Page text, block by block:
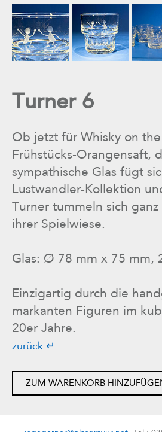
Turner 6
Ob jetzt für Whisky on
Frühstücks-Orangensaft,
sympathische Glas fügt
Lustwandler-Kollektion
Turner tummeln sich
ihrer Spielwiese.
Glas: Ø 78 mm x 75 mm,
Einzigartig durch die
markanten Figuren im
20er Jahre.
zurück ↵
ZUM WARENKORB